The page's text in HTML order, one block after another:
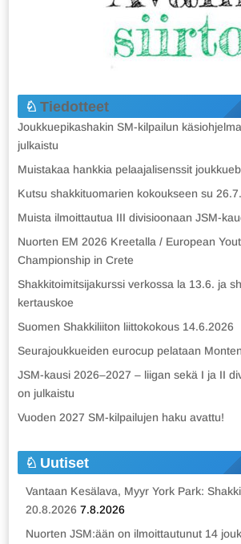
Tiedotteet
Joukkuepikashakin SM-kilpailun
julkaistu
Muistakaa hankkia pelaajalisenssit
Kutsu shakkituomarien kokoukseen su
Muista ilmoittautua III divisioonaan JSM-
Nuorten EM 2026 Kreetalla / European
Championship in Crete
Shakkitoimitsijakurssi verkossa la 13.6. ja
kertauskoe
Suomen Shakkiliiton liittokokous 14.6.2026
Seurajoukkueiden eurocup pelataan
JSM-kausi 2026–2027 – liigan sekä I ja II
on julkaistu
Vuoden 2027 SM-kilpailujen haku avattu!
Uutiset
Vantaan Kesälava, Myyr York Park:
20.8.2026 7.8.2026
Nuorten JSM:ään on ilmoittautunut 14